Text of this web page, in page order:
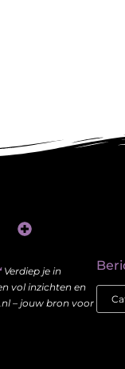
Verdiep je in
vol inzichten en
– jouw bron voor